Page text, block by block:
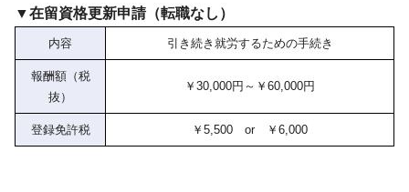
▼在留資格更新申請（転職なし）
内容 引き続き就労するための手続き
報酬額（税
抜）
￥30,000円～￥60,000円
登録免許税 ￥5,500 or ￥6,000